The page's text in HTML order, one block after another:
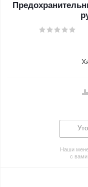
Наши
с вами